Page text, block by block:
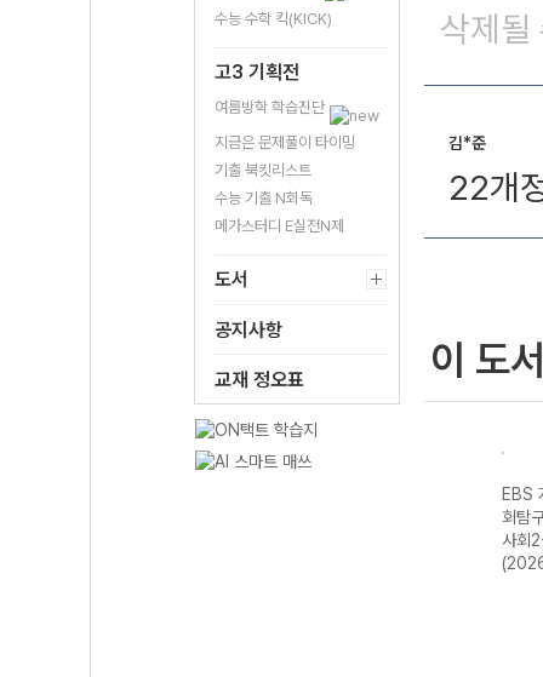
수능 수학 킥(KICK)
고3 기획전
여름방학 학습진단
지금은 문제풀이 타이밍
기출 북킷리스트
수능 기출 N회독
메가스터디 E실전N제
도서
공지사항
교재 정오표
삭제될
김*준
22개
이 도
EBS
회탐
사회